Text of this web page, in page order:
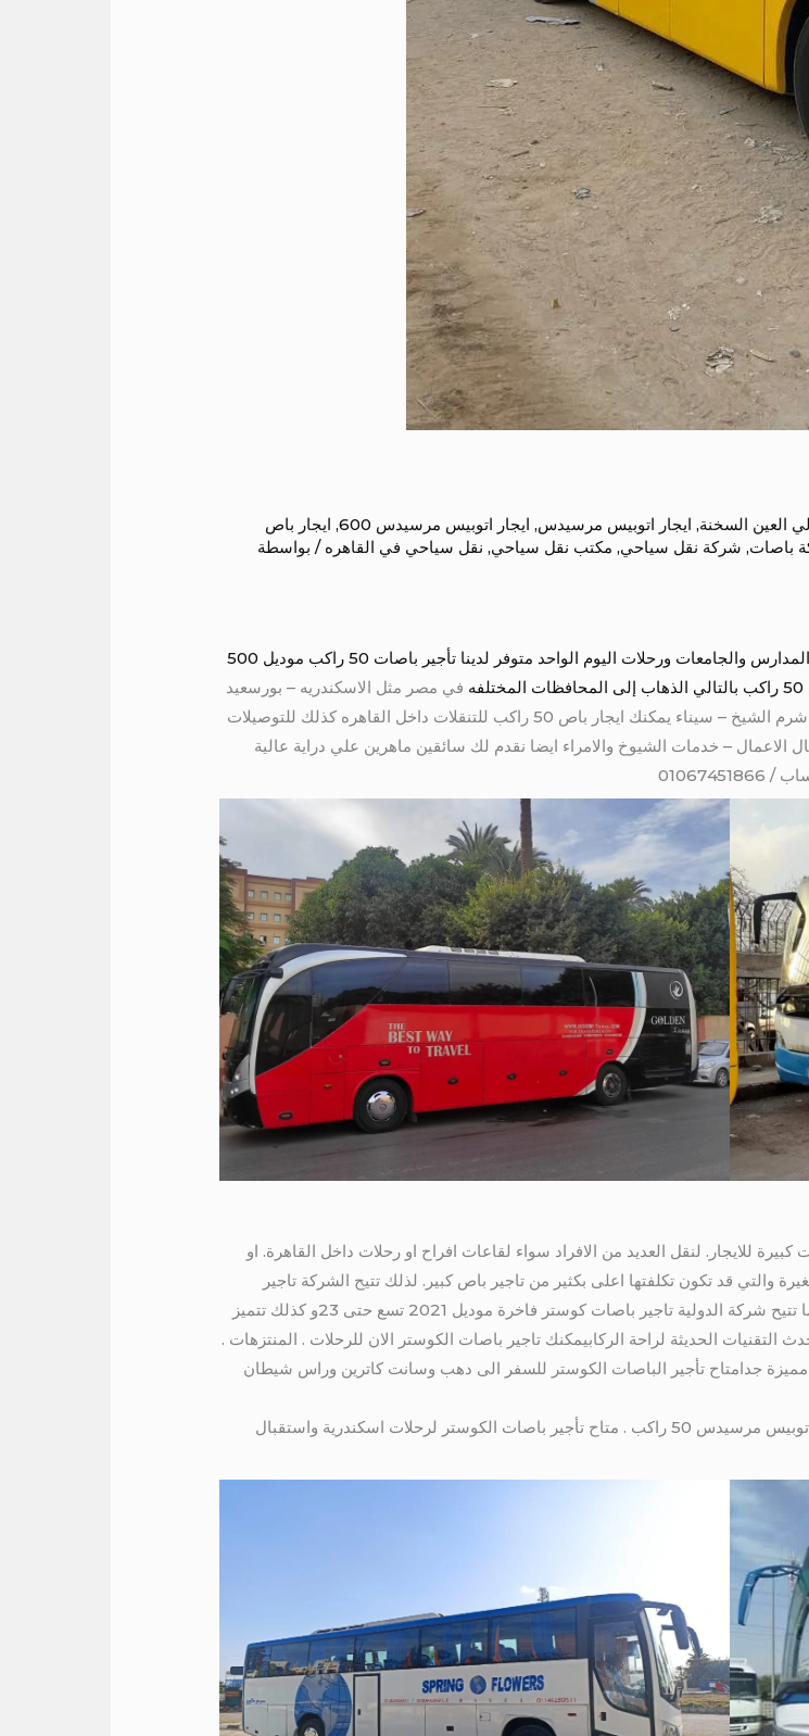
العين السخنة, ايجار اتوبيس مرسيدس, ايجار اتوبيس مرسيدس 600 , ايجار باص
باصات, شركة نقل سياحي, مكتب نقل سياحي, نقل سياحي في القاهره / بواسطة
اتوبيس 50 راكب المدارس والجامعات ورحلات اليوم الواحد متوفر لدينا تأجير باصات 50 راكب موديل 500
في مصر مثل الاسكندريه – بورسعيد
– الفيوم – مرسى مطروح – اسوان – الاقصر – المنيا – الغردقه – شرم الشيخ – سيناء يمكنك ايجار باص 50 راكب للتنقلات داخل القاهره كذلك للتوصيلات
– خدمات الشيوخ والامراء ايضا نقدم لك سائقين ماهرين علي دراية عالية
عن باصات كبيرة للايجار. لنقل العديد من الافراد سواء لقاعات افراح او رحلات داخل القاهرة. او
والتي قد تكون تكلفتها اعلى بكثير من تاجير باص كبير. لذلك تتيح الشركة تاجير
باصات كوستر فاخرة موديل 2021 /2020 . لذلك بعدد 23 فرد كما تتيح شركة الدولية تاجير باصات كوستر فاخرة موديل 2021 تسع حتى 23و كذلك تتميز
التقنيات الحديثة لراحة الركابيمكنك تاجير باصات الكوستر الان للرحلات . المنتزهات .
مميزة جدامتاح تأجير الباصات الكوستر للسفر الى دهب وسانت كاترين وراس شيطان
وايضا متاح تأجير باصات الكوستر الى مطروح .وواحة سيوة ايجار اتوبيس مرسيدس 50 راكب . متاح تأجير باصات الكوستر لرحلات اسكندرية واستقبال